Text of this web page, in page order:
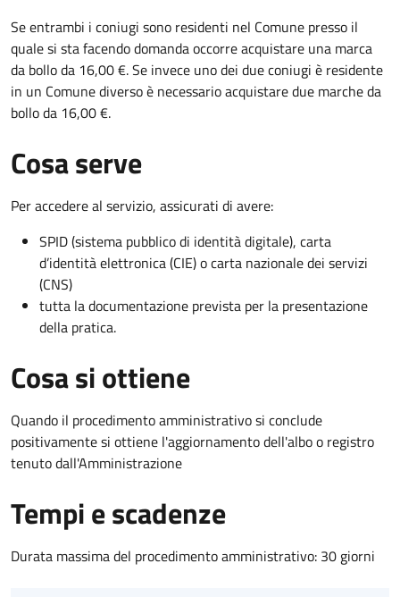
Se entrambi i coniugi sono residenti nel Comune presso il
quale si sta facendo domanda occorre acquistare una marca
da bollo da 16,00 €. Se invece uno dei due coniugi è residente
in un Comune diverso è necessario acquistare due marche da
bollo da 16,00 €.
Cosa serve
Per accedere al servizio, assicurati di avere:
SPID (sistema pubblico di identità digitale), carta
d’identità elettronica (CIE) o carta nazionale dei servizi
(CNS)
tutta la documentazione prevista per la presentazione
della pratica.
Cosa si ottiene
Quando il procedimento amministrativo si conclude
positivamente si ottiene l'aggiornamento dell'albo o registro
tenuto dall'Amministrazione
Tempi e scadenze
Durata massima del procedimento amministrativo: 30 giorni